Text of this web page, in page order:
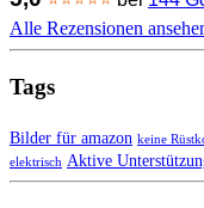
Alle Rezensionen
Tags
Bilder für amazon keine
elektrisch Aktive